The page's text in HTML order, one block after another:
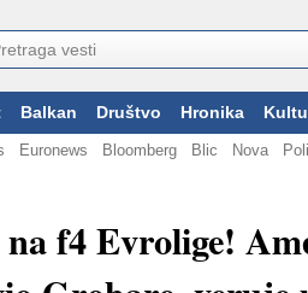
Balkan Društvo Hronika
Euronews Bloomberg Blic Nova
f4 Evrolige!